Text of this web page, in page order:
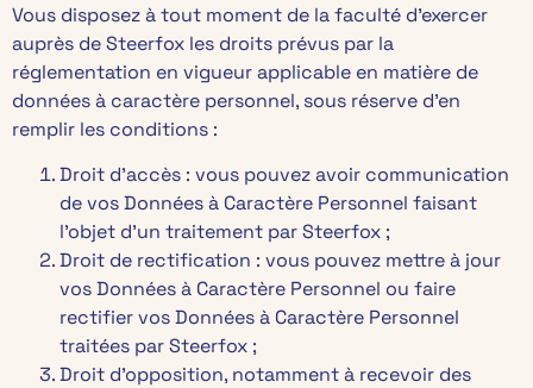
Vous disposez à tout moment de la faculté d’exercer
auprès de Steerfox les droits prévus par la
réglementation en vigueur applicable en matière de
données à caractère personnel, sous réserve d’en
remplir les conditions :
Droit d’accès : vous pouvez avoir communication
de vos Données à Caractère Personnel faisant
l’objet d’un traitement par Steerfox ;
Droit de rectification : vous pouvez mettre à jour
vos Données à Caractère Personnel ou faire
rectifier vos Données à Caractère Personnel
traitées par Steerfox ;
Droit d’opposition, notamment à recevoir des